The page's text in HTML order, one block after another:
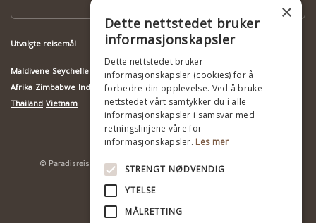
Utvalgte reisemål
Maldivene Seychellene Mauritius Botswana Kenya Mosambik Namibia
Afrika Zimbabwe India Indonesia Kambodsja Madagaskar Sri Lanka
Thailand Vietnam
© Paradisreiser Ansvarlig turisme
×
Dette nettstedet bruker
informasjonskapsler
Dette nettstedet bruker
informasjonskapsler (cookies) for å
forbedre din opplevelse. Ved å bruke
nettstedet vårt samtykker du i alle
informasjonskapsler i samsvar med
retningslinjene våre for
informasjonskapsler. Les mer
STRENGT NØDVENDIG
YTELSE
MÅLRETTING